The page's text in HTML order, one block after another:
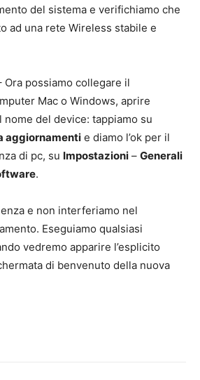
del sistema e verifichiamo che
ad una rete Wireless stabile e
Ora possiamo collegare il
Mac o Windows, aprire
nome del device: tappiamo su
aggiornamenti e diamo l’ok per il
di pc, su Impostazioni – Generali
.
e non interferiamo nel
Eseguiamo qualsiasi
vedremo apparire l’esplicito
di benvenuto della nuova